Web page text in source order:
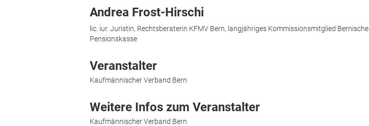
Andrea Frost-Hirschi
lic. iur. Juristin, Rechtsberaterin KFMV Bern, langjähriges Kommissionsmitglied Bernische
Pensionskasse
Veranstalter
Kaufmännischer Verband Bern
Weitere Infos zum Veranstalter
Kaufmännischer Verband Bern